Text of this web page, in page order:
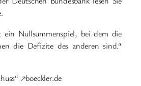
ein Nullsummenspiel, bei dem die
die Defizite des anderen sind.“
↗boeckler.de